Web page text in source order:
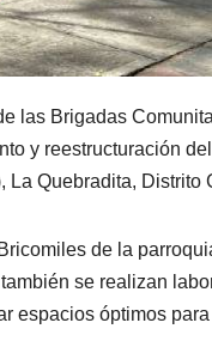
las Brigadas
y reestructuración
La Quebradita, Distrito
de la
se realizan
espacios óptimos